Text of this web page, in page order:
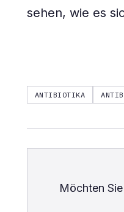
sehen, wie es
ANTIBIOTIKA
Möchten Sie